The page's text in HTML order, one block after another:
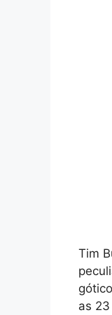
Tim
as